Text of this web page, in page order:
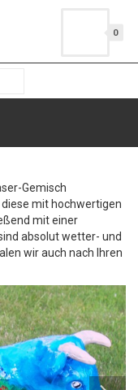
0
Gemisch
mit hochwertigen
mit einer
absolut wetter- und
wir auch nach Ihren